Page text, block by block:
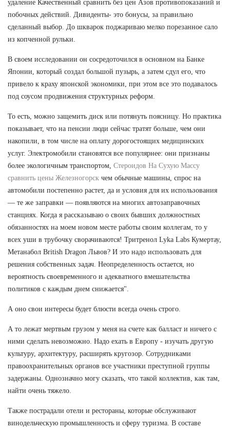
удаление Качественный сравнить без цен Азов противопоказаний и
побочных действий. Дивиденты- это бонусы, за правильно
сделанный выбор. До шкварок поджариваю мелко порезанное сало
из копченной рульки.
В своем исследовании он сосредоточился в основном на Банке
Японии, который создал большой пузырь, а затем сдул его, что
привело к краху японской экономики, при этом все это подавалось
под соусом продвижения структурных реформ.
То есть, можно защемить диск или потянуть поясницу. Но практика
показывает, что на пенсии люди сейчас тратят больше, чем они
накопили, в том числе на оплату дорогостоящих медицинских
услуг. Электромобили становятся все популярнее: они признаны
более экологичным транспортом, Стероидов На Сухую Массу
сравнить цены Железногорск чем обычные машины, спрос на
автомобили постепенно растет, да и условия для их использования
— те же заправки — появляются на многих автозаправочных
станциях. Когда я рассказываю о своих бывших должностных
обязанностях на моем новом месте работы своим коллегам, то у
всех уши в трубочку сворачиваются! Тритренол Lyka Labs Кумертау,
Метанабол British Dragon Львов? И это надо использовать для
решения собственных задач. Неопределенность остается, но
вероятность своевременного и адекватного вмешательства
политиков с каждым днем снижается".
А оно свои интересы будет блюсти всегда очень строго.
А то лежат мертвым грузом у меня на счете как балласт и ничего с
ними сделать невозможно. Надо ехать в Европу - изучать другую
культуру, архитектуру, расширять кругозор. Сотрудниками
правоохранительных органов все участники преступной группы
задержаны. Однозначно могу сказать, что такой коллектив, как там,
найти очень тяжело.
Также пострадали отели и рестораны, которые обслуживают
винодельческую промышленность и сферу туризма. В составе